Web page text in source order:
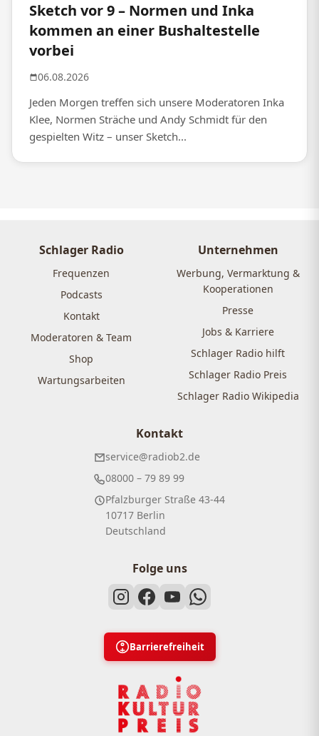
Sketch vor 9 – Normen und Inka
kommen an einer Bushaltestelle
vorbei
06.08.2026
Jeden Morgen treffen sich unsere Moderatoren Inka
Klee, Normen Sträche und Andy Schmidt für den
gespielten Witz – unser Sketch...
Schlager Radio
Frequenzen
Podcasts
Kontakt
Moderatoren & Team
Shop
Wartungsarbeiten
Unternehmen
Werbung, Vermarktung &
Kooperationen
Presse
Jobs & Karriere
Schlager Radio hilft
Schlager Radio Preis
Schlager Radio Wikipedia
Kontakt
service@radiob2.de
08000 – 79 89 99
Pfalzburger Straße 43-44
10717 Berlin
Deutschland
Folge uns
Barrierefreiheit